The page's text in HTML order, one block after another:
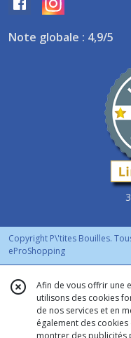
Note globale : 4,9/5
Copyright P\'tites Bouilles.
eProShopping
Afin de vous offrir une
utilisons des cookies
de nos services et en
également des
montrer des publicités